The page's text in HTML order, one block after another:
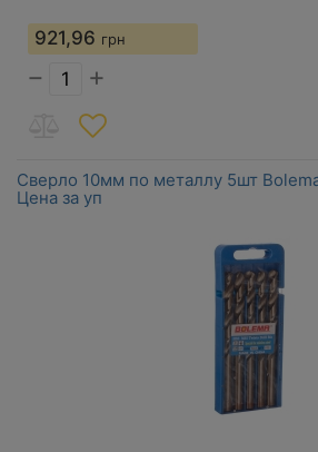
921,96 грн
− +
Сверло 10мм по металлу 5шт
Цена за уп